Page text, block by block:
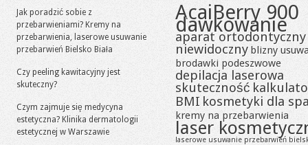
Jak poradzić sobie z
przebarwieniami? Kremy na
przebarwienia, laserowe usuwanie
przebarwień Bielsko Biała
Czy peeling kawitacyjny jest
skuteczny?
Czym zajmuje się medycyna
estetyczna? Klinika dermatologii
estetycznej w Warszawie
AcaiBerry 900
dawkowanie
aparat ortodontyczny
niewidoczny blizny
brodawki podeszwowe
depilacja laserowa
skuteczność
BMI kosmetyki dla
kremy na przebarwienia
laser
laserowe usuwanie przebarwień